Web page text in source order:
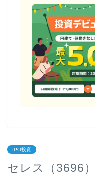
IPO投資
セレス（3696